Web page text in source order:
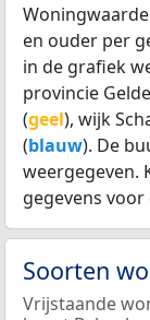
en ouder per
in de grafiek
provincie
(geel), wijk
(blauw). De
weergegeven.
gegevens
Soorten
Vrijstaande